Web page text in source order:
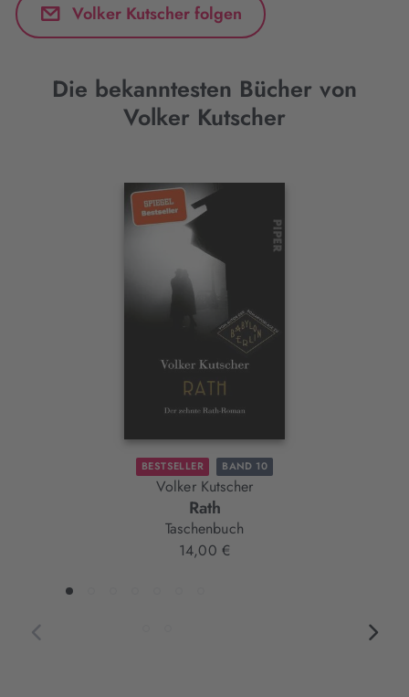
Volker Kutscher folgen
Die bekanntesten Bücher von
Volker Kutscher
Interaktives
BESTSELLER BAND 10
Volker Kutscher
Rath
Taschenbuch
14,00 €